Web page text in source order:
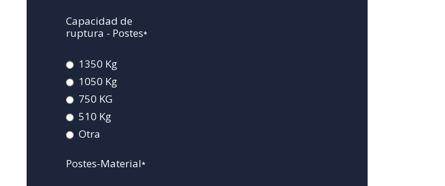
Capacidad de
ruptura - Postes*
1350 Kg
1050 Kg
750 KG
510 Kg
Otra
Postes-Material*